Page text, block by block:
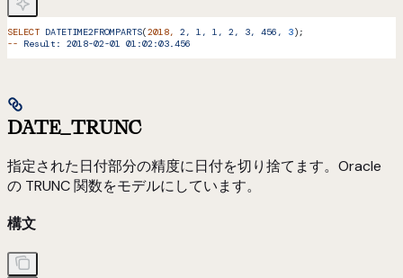
SELECT DATETIME2FROMPARTS(2018, 2, 1, 1, 2, 3, 456, 3);
-- Result: 2018-02-01 01:02:03.456
DATE_TRUNC
指定された日付部分の精度に日付を切り捨てます。Oracle
の TRUNC 関数をモデルにしています。
構文